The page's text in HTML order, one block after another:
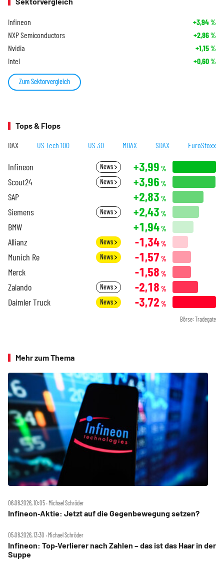
Infineon +3,94%
NXP Semiconductors +2,86%
Nvidia +1,15%
Intel +0,60%
Zum Sektorvergleich
Tops & Flops
DAX US Tech 100 US 30 MDAX SDAX EuroStoxx
Infineon News +3,99 %
Scout24 News +3,96 %
SAP +2,83 %
Siemens News +2,43 %
BMW +1,94%
Allianz News -1,34%
Munich Re News -1,57 %
Merck -1,58 %
Zalando News -2,18 %
Daimler Truck News -3,72 %
Börse: Tradegate
Mehr zum Thema
06.08.2026, 10:05 ‧ Michael Schröder
Infineon‑Aktie: Jetzt auf die Gegenbewegung setzen?
05.08.2026, 13:30 ‧ Michael Schröder
Infineon: Top‑Verlierer nach Zahlen – das ist das Haar in der
Suppe